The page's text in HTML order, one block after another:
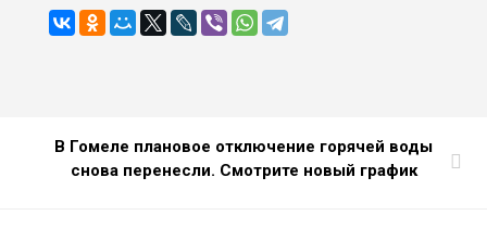
В Гомеле плановое отключение горячей воды
снова перенесли. Смотрите новый график